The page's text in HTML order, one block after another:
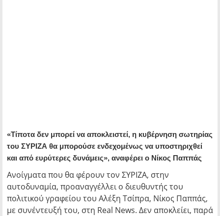
«Τίποτα δεν μπορεί να αποκλειστεί, η κυβέρνηση σωτηρίας
του ΣΥΡΙΖΑ θα μπορούσε ενδεχομένως να υποστηριχθεί
και από ευρύτερες δυνάμεις», αναφέρει ο Νίκος Παππάς
Ανοίγματα που θα φέρουν τον ΣΥΡΙΖΑ, στην
αυτοδυναμία, προαναγγέλλει ο διευθυντής του
πολιτικού γραφείου του Αλέξη Τσίπρα, Νίκος Παππάς,
με συνέντευξή του, στη Real Νews. Δεν αποκλείει, παρά